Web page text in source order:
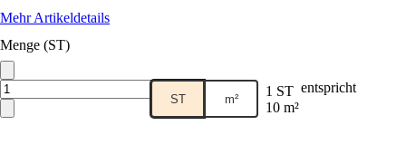
Mehr Artikeldetails
Menge (ST)
ST m² 1 ST entspricht
10 m²